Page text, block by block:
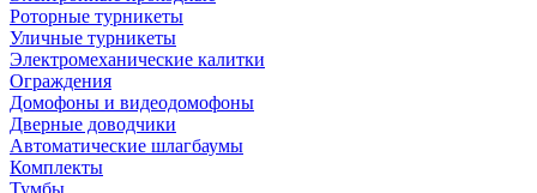
Роторные турникеты
Уличные турникеты
Электромеханические калитки
Ограждения
Домофоны и видеодомофоны
Дверные доводчики
Автоматические шлагбаумы
Комплекты
Тумбы